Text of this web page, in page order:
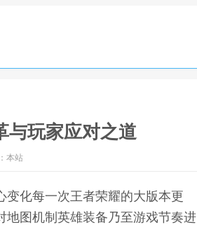
与玩家应对之道
本站
变化每一次王者荣耀的大版本更
地图机制英雄装备乃至游戏节奏进